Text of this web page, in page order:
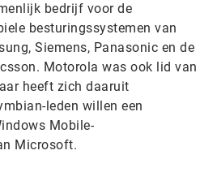
bedrijf voor de
besturingssystemen van
Siemens, Panasonic en de
Motorola was ook lid van
heeft zich daaruit
leden willen een
Mobile-
Microsoft.